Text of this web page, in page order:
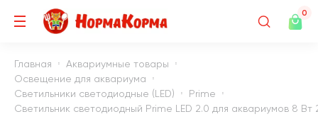
0
Главная
Аквариумные товары
Освещение для аквариума
Светильники светодиодные (LED)
Prime
Светильник светодиодный Prime LED 2.0 для аквариумов 8 Вт